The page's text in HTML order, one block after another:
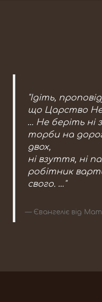
"Ідіть,
що Царство
… Не беріть ні
торби на
двох,
ні взуття, ні
робітник
свого. …"
Євангеліє від